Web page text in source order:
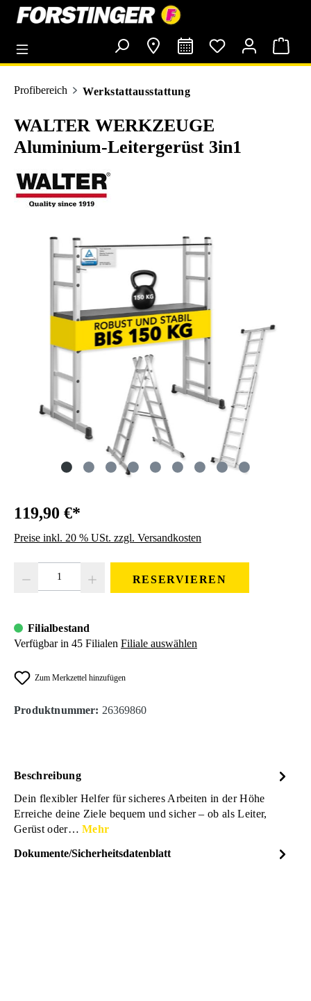
springen
Profibereich Werkstattausstattung
WALTER WERKZEUGE
Aluminium-Leitergerüst 3in1
119,90 €*
Preise inkl. 20 % USt. zzgl. Versandkosten
RESERVIEREN
Filialbestand
Verfügbar in 45 Filialen Filiale auswählen
Zum Merkzettel hinzufügen
Produktnummer: 26369860
Beschreibung
Dein flexibler Helfer für sicheres Arbeiten in der Höhe
Erreiche deine Ziele bequem und sicher – ob als Leiter,
Gerüst oder…Mehr
Dokumente/Sicherheitsdatenblatt